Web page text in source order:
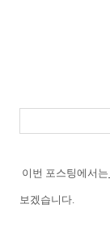
이번 포스팅에서는
보겠습니다.